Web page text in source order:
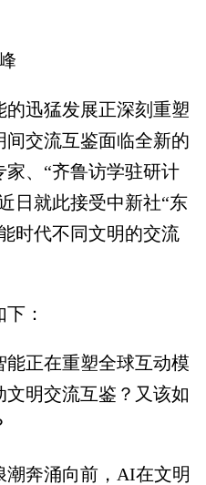
迅猛发展正深刻重塑
交流互鉴面临全新的
、“齐鲁访学驻研计
日就此接受中新社“东
时代不同文明的交流
：
正在重塑全球互动模
明交流互鉴？又该如
奔涌向前，AI在文明